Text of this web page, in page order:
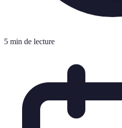
5 min de lecture